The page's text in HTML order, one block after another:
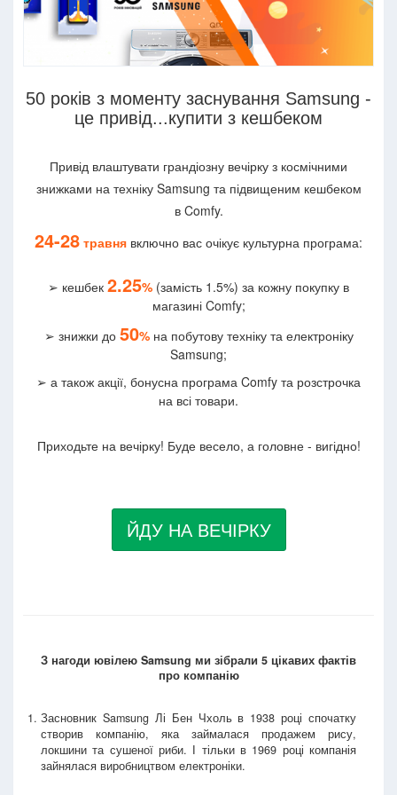
50 років з моменту заснування Samsung -
це привід...купити з кешбеком
Привід влаштувати грандіозну вечірку з космічними
знижками на техніку Samsung та підвищеним кешбеком
в Comfy.
24-28 травня включно вас очікує культурна програма:
➢ кешбек 2.25% (замість 1.5%) за кожну покупку в
магазині Comfy;
➢ знижки до 50%на побутову техніку та електроніку
Samsung;
➢ а також акції, бонусна програма Comfy та розстрочка
на всі товари.
Приходьте на вечірку! Буде весело, а головне - вигідно!
ЙДУ НА ВЕЧІРКУ
З нагоди ювілею Samsung ми зібрали 5 цікавих фактів
про компанію
Засновник Samsung Лі Бен Чхоль в 1938 році спочатку
створив компанію, яка займалася продажем рису,
локшини та сушеної риби. І тільки в 1969 році компанія
зайнялася виробництвом електроніки.